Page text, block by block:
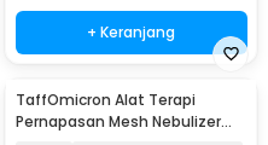
+ Keranjang
TaffOmicron Alat Terapi
Pernapasan Mesh Nebulizer